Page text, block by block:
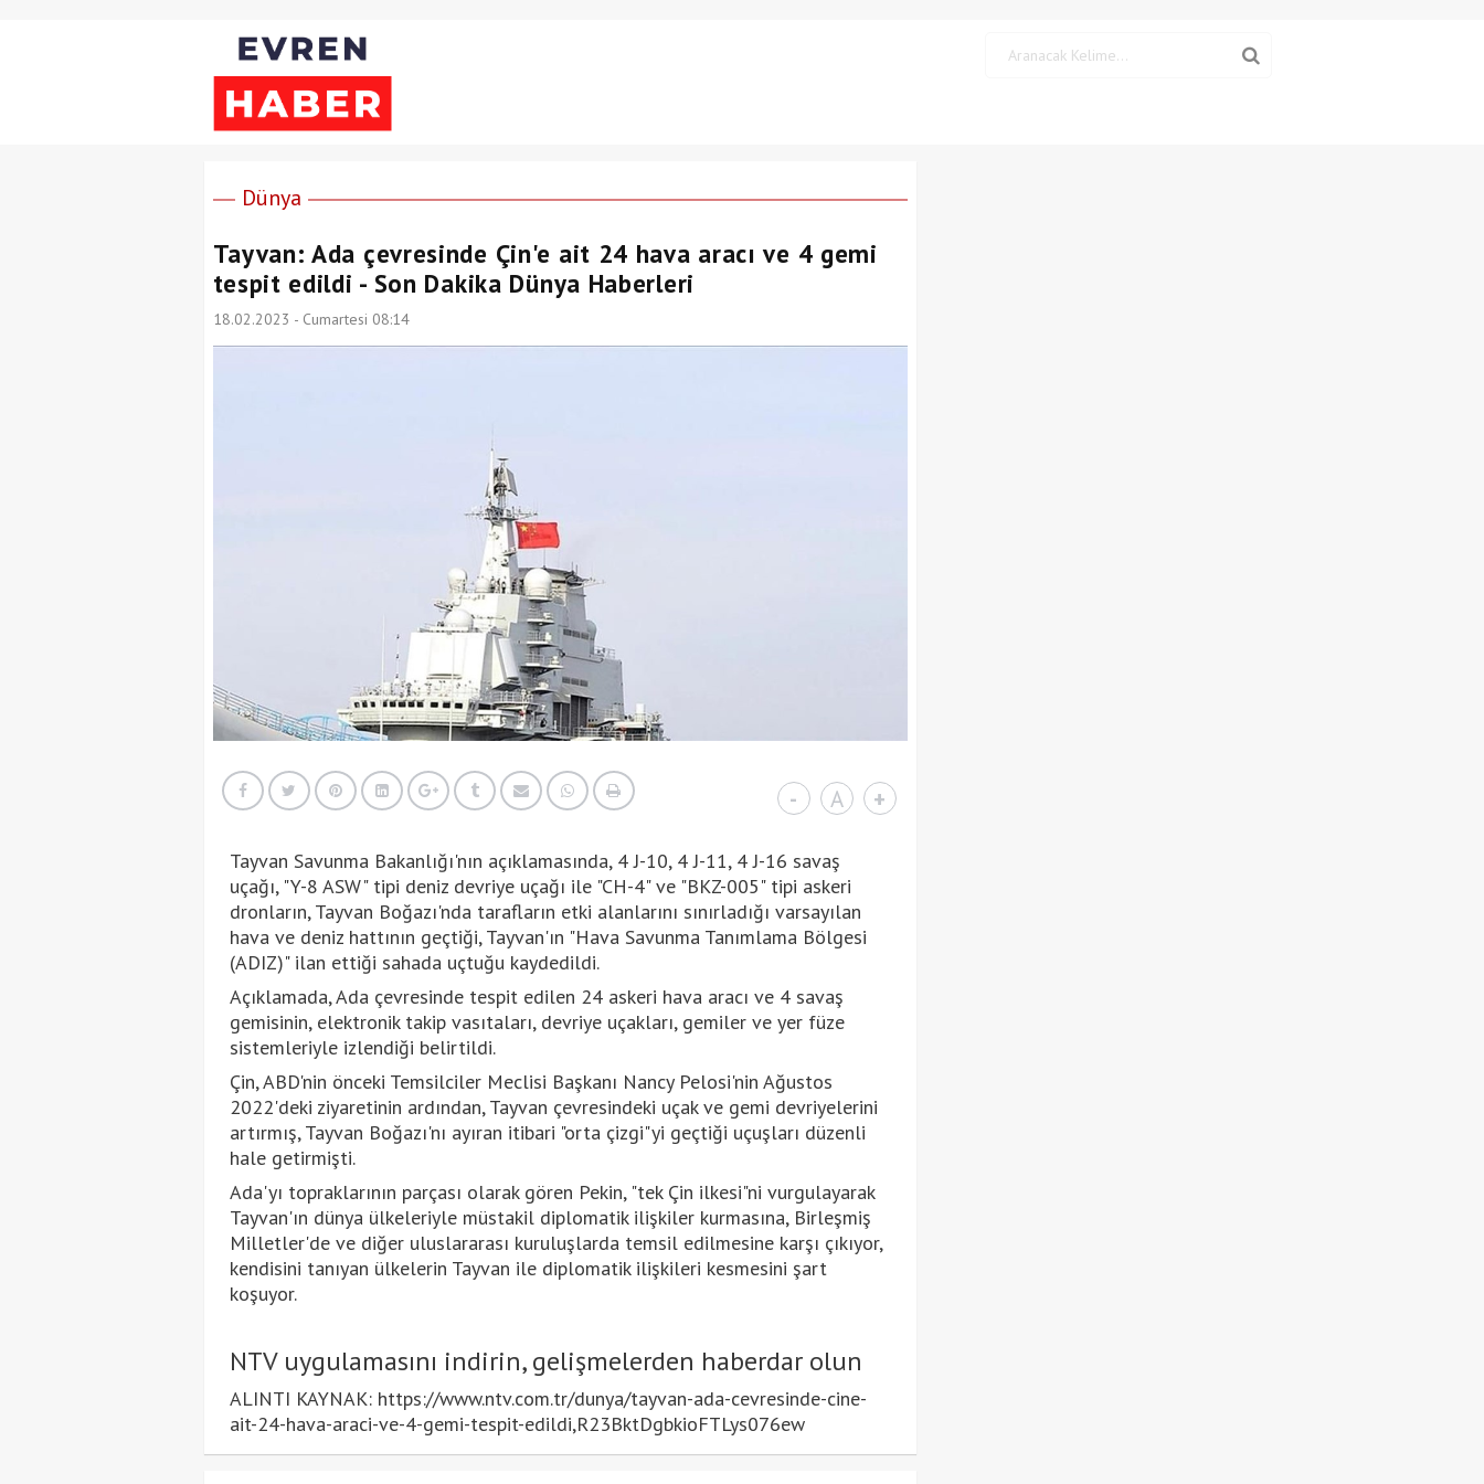
Dünya
Tayvan: Ada çevresinde Çin'e ait 24 hava aracı ve 4 gemi
tespit edildi - Son Dakika Dünya Haberleri
18.02.2023 - Cumartesi 08:14
- A +
Tayvan Savunma Bakanlığı'nın açıklamasında, 4 J-10, 4 J-11, 4 J-16 savaş
uçağı, "Y-8 ASW" tipi deniz devriye uçağı ile "CH-4" ve "BKZ-005" tipi askeri
dronların, Tayvan Boğazı'nda tarafların etki alanlarını sınırladığı varsayılan
hava ve deniz hattının geçtiği, Tayvan'ın "Hava Savunma Tanımlama Bölgesi
(ADIZ)" ilan ettiği sahada uçtuğu kaydedildi.
Açıklamada, Ada çevresinde tespit edilen 24 askeri hava aracı ve 4 savaş
gemisinin, elektronik takip vasıtaları, devriye uçakları, gemiler ve yer füze
sistemleriyle izlendiği belirtildi.
Çin, ABD'nin önceki Temsilciler Meclisi Başkanı Nancy Pelosi'nin Ağustos
2022'deki ziyaretinin ardından, Tayvan çevresindeki uçak ve gemi devriyelerini
artırmış, Tayvan Boğazı'nı ayıran itibari "orta çizgi"yi geçtiği uçuşları düzenli
hale getirmişti.
Ada'yı topraklarının parçası olarak gören Pekin, "tek Çin ilkesi"ni vurgulayarak
Tayvan'ın dünya ülkeleriyle müstakil diplomatik ilişkiler kurmasına, Birleşmiş
Milletler'de ve diğer uluslararası kuruluşlarda temsil edilmesine karşı çıkıyor,
kendisini tanıyan ülkelerin Tayvan ile diplomatik ilişkileri kesmesini şart
koşuyor.
NTV uygulamasını indirin, gelişmelerden haberdar olun
ALINTI KAYNAK: https://www.ntv.com.tr/dunya/tayvan-ada-cevresinde-cine-
ait-24-hava-araci-ve-4-gemi-tespit-edildi,R23BktDgbkioFTLys076ew